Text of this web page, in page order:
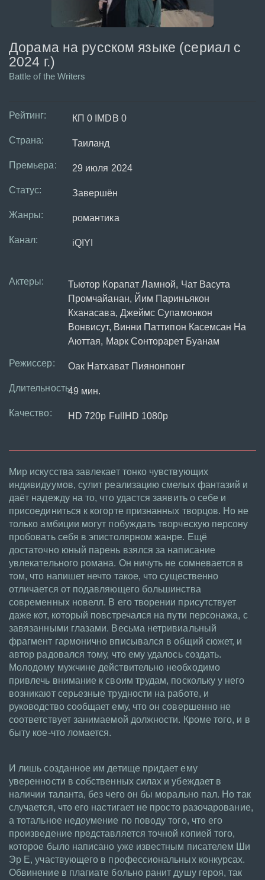
Дорама на русском языке (сериал с
2024 г.)
Battle of the Writers
Рейтинг: КП 0 IMDB 0
Страна: Таиланд
Премьера: 29 июля 2024
Статус: Завершён
Жанры: романтика
Канал: iQIYI
Актеры:
Тьютор Корапат Ламной, Чат Васута
Промчайанан, Йим Париньякон
Кханасава, Джеймс Супамонкон
Вонвисут, Винни Паттипон Касемсан На
Аюттая, Марк Сонторарет Буанам
Режиссер: Оак Натхават Пиянонпонг
Длительность:49 мин.
Качество: HD 720p FullHD 1080p
Мир искусства завлекает тонко чувствующих
индивидуумов, сулит реализацию смелых фантазий и
даёт надежду на то, что удастся заявить о себе и
присоединиться к когорте признанных творцов. Но не
только амбиции могут побуждать творческую персону
пробовать себя в эпистолярном жанре. Ещё
достаточно юный парень взялся за написание
увлекательного романа. Он ничуть не сомневается в
том, что напишет нечто такое, что существенно
отличается от подавляющего большинства
современных новелл. В его творении присутствует
даже кот, который повстречался на пути персонажа, с
завязанными глазами. Весьма нетривиальный
фрагмент гармонично вписывался в общий сюжет, и
автор радовался тому, что ему удалось создать.
Молодому мужчине действительно необходимо
привлечь внимание к своим трудам, поскольку у него
возникают серьезные трудности на работе, и
руководство сообщает ему, что он совершенно не
соответствует занимаемой должности. Кроме того, и в
быту кое-что ломается.
И лишь созданное им детище придает ему
уверенности в собственных силах и убеждает в
наличии таланта, без чего он бы морально пал. Но так
случается, что его настигает не просто разочарование,
а тотальное недоумение по поводу того, что его
произведение представляется точной копией того,
которое было написано уже известным писателем Ши
Эр Е, участвующего в профессиональных конкурсах.
Обвинение в плагиате больно ранит душу героя, так